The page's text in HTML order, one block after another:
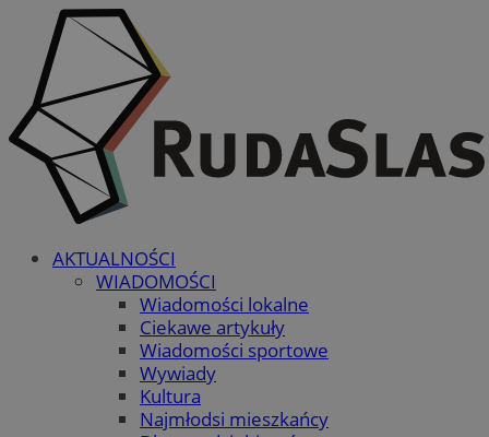
AKTUALNOŚCI
WIADOMOŚCI
Wiadomości lokalne
Ciekawe artykuły
Wiadomości sportowe
Wywiady
Kultura
Najmłodsi mieszkańcy